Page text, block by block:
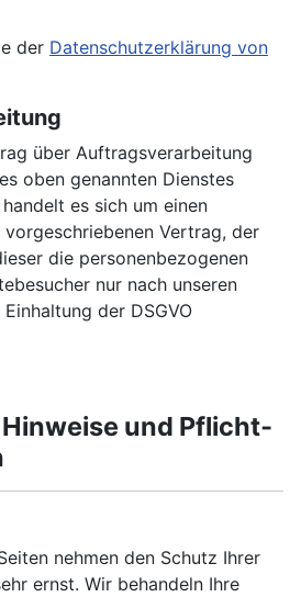
der Datenschutzerklärung von
über Auftragsverarbeitung
oben genannten Dienstes
es sich um einen
Vertrag, der
die personenbezogenen
nur nach unseren
der DSGVO
Hinweise und Pflicht­
nehmen den Schutz Ihrer
ernst. Wir behandeln Ihre